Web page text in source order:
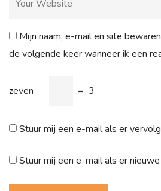
Mijn naam, e-mail en site
de volgende keer wanneer ik een
zeven − = 3
Stuur mij een e-mail als er
Stuur mij een e-mail als er